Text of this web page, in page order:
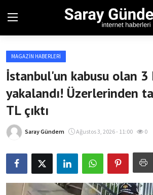
Ana Sayfa
Bölgesel
Son Dakika
Spor Haberleri
Teknoloji Haberleri
Magazin Haberleri
MAGAZIN HABERLERI
İstanbul'un kabusu olan 3
yakalandı! Üzerlerinden
TL çıktı
Saray Gündem Ağustos 3, 2026 - 11:00 0